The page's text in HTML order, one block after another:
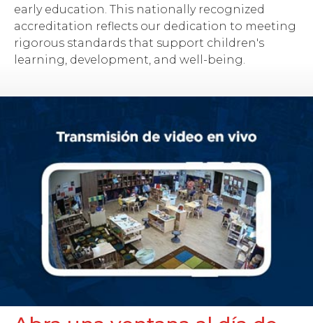
early education. This nationally recognized
accreditation reflects our dedication to meeting
rigorous standards that support children's
learning, development, and well-being.